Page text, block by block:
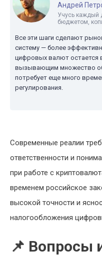
Андрей
Учусь каждый
бюджетом,
Все эти шаги сделают
систему — более
цифровых валют
вызывающим множество
потребует еще много
регулирования.
Современные реалии
ответственности и
при работе с
временем российское
высокой точности и
налогообложения
📌 Вопросы